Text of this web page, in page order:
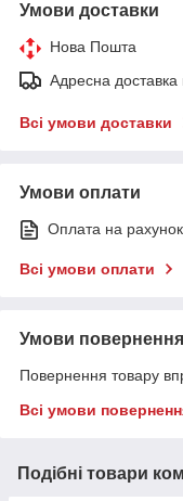
Умови доставки
Нова Пошта
Адресна
Всі умови доставки
Умови оплати
Оплата на рахунок
Всі умови оплати
Умови повернення
Повернення товару
Всі умови
Подібні товари